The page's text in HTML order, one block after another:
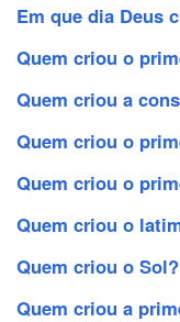
Em que dia Deus
Quem criou o
Quem criou a
Quem criou o
Quem criou o
Quem criou o
Quem criou o Sol?
Quem criou a